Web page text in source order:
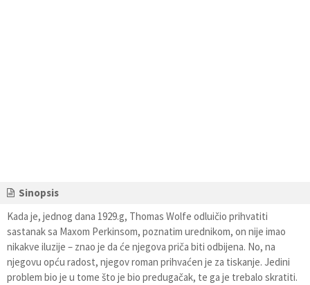
Sinopsis
Kada je, jednog dana 1929.g, Thomas Wolfe odluičio prihvatiti
sastanak sa Maxom Perkinsom, poznatim urednikom, on nije imao
nikakve iluzije – znao je da će njegova priča biti odbijena. No, na
njegovu opću radost, njegov roman prihvaćen je za tiskanje. Jedini
problem bio je u tome što je bio predugačak, te ga je trebalo skratiti.